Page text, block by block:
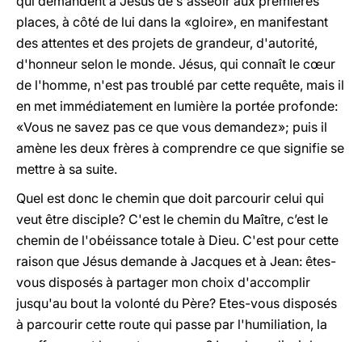
places, à côté de lui dans la «gloire», en manifestant
des attentes et des projets de grandeur, d'autorité,
d'honneur selon le monde. Jésus, qui connaît le cœur
de l'homme, n'est pas troublé par cette requête, mais il
en met immédiatement en lumière la portée profonde:
«Vous ne savez pas ce que vous demandez»; puis il
amène les deux frères à comprendre ce que signifie se
mettre à sa suite.
Quel est donc le chemin que doit parcourir celui qui
veut être disciple? C'est le chemin du Maître, c’est le
chemin de l'obéissance totale à Dieu. C'est pour cette
raison que Jésus demande à Jacques et à Jean: êtes-
vous disposés à partager mon choix d'accomplir
jusqu'au bout la volonté du Père? Etes-vous disposés
à parcourir cette route qui passe par l'humiliation, la